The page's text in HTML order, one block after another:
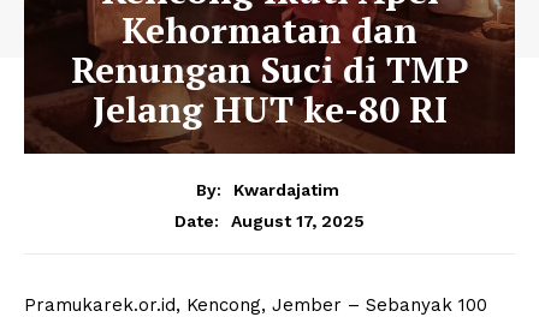
Kehormatan dan
Renungan Suci di TMP
Jelang HUT ke-80 RI
By:
Kwardajatim
Date:
August 17, 2025
Pramukarek.or.id, Kencong, Jember – Sebanyak 100